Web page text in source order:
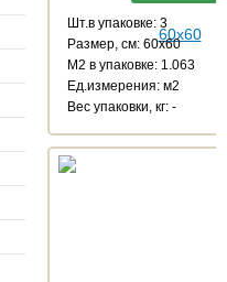
Шт.в упаковке: 3
Размер, см: 60x60
М2 в упаковке: 1.063
Ед.измерения: м2
Веc упаковки, кг: -